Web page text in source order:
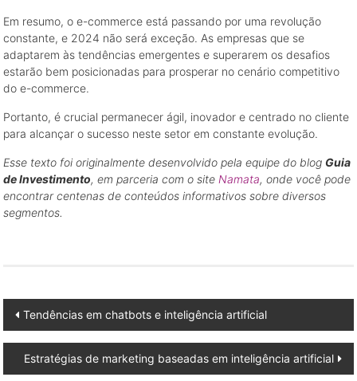
Em resumo, o e-commerce está passando por uma revolução
constante, e 2024 não será exceção. As empresas que se
adaptarem às tendências emergentes e superarem os desafios
estarão bem posicionadas para prosperar no cenário competitivo
do e-commerce.
Portanto, é crucial permanecer ágil, inovador e centrado no cliente
para alcançar o sucesso neste setor em constante evolução.
Esse texto foi originalmente desenvolvido pela equipe do blog Guia
de Investimento, em parceria com o site Namata, onde você pode
encontrar centenas de conteúdos informativos sobre diversos
segmentos.
Post
navigation
Tendências em chatbots e inteligência artificial
Estratégias de marketing baseadas em inteligência artificial